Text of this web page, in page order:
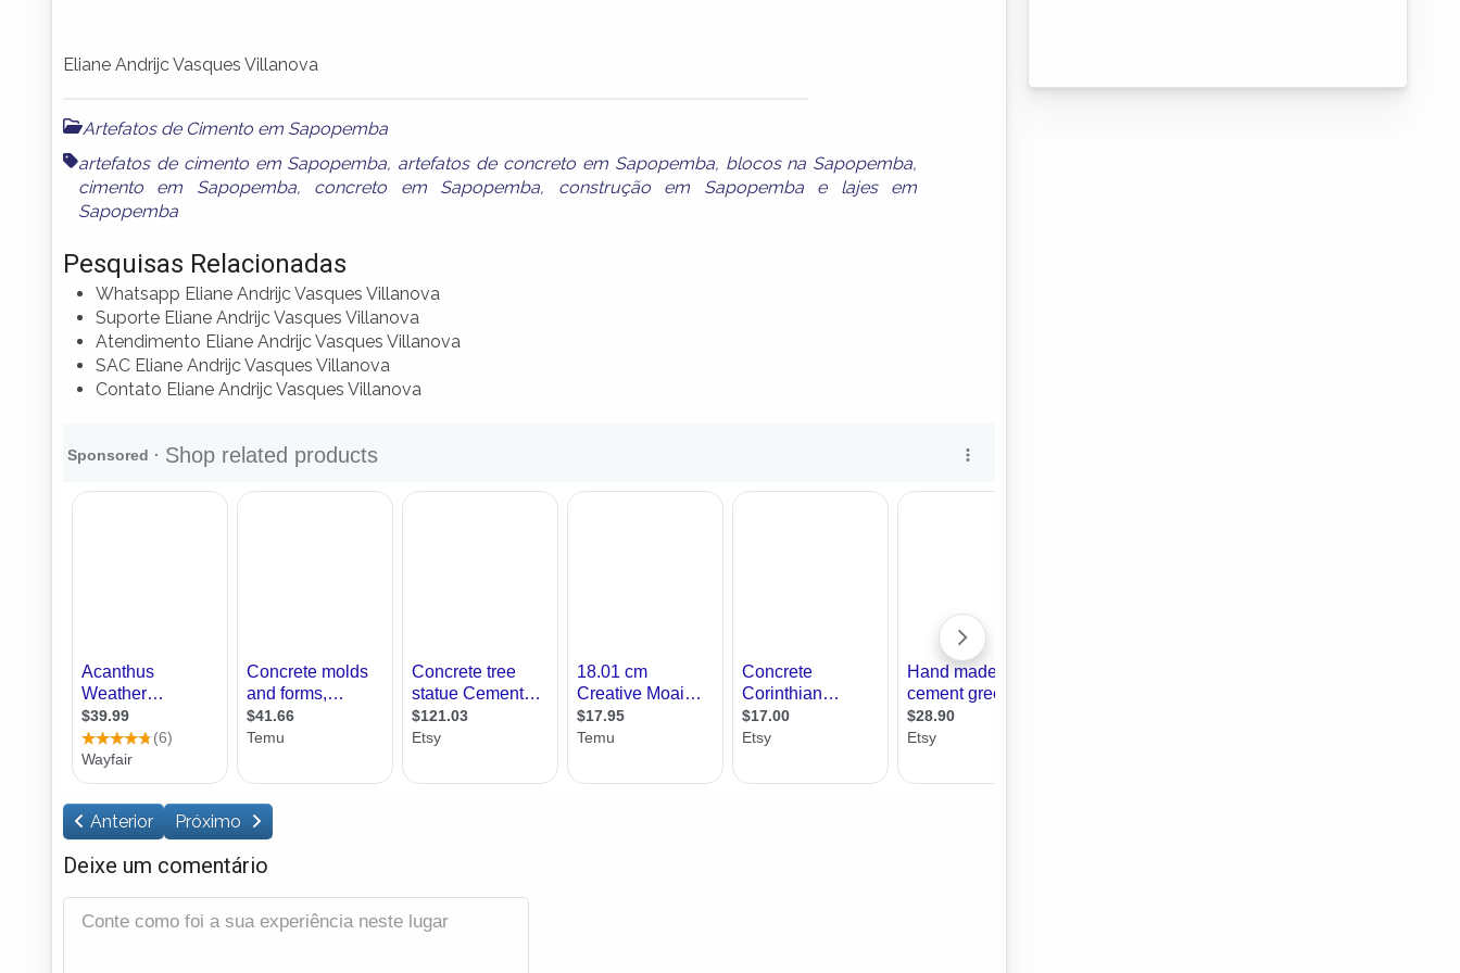
Eliane Andrijc Vasques Villanova
Artefatos de Cimento em Sapopemba
artefatos de cimento em Sapopemba, artefatos de concreto em Sapopemba, blocos na Sapopemba,
cimento em Sapopemba, concreto em Sapopemba, construção em Sapopembae lajes em
Sapopemba
Pesquisas Relacionadas
Whatsapp Eliane Andrijc Vasques Villanova
Suporte Eliane Andrijc Vasques Villanova
Atendimento Eliane Andrijc Vasques Villanova
SAC Eliane Andrijc Vasques Villanova
Contato Eliane Andrijc Vasques Villanova
Anterior Próximo
Deixe um comentário